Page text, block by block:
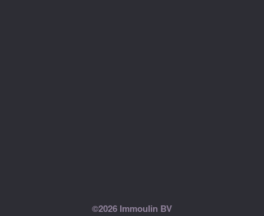
©2026 Immoulin BV